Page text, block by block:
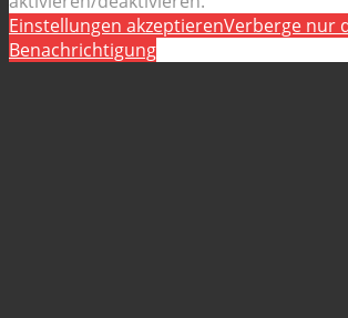
Einstellungen akzeptierenVerberge nur
Benachrichtigung